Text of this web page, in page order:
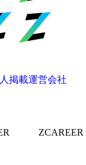
掲載運営会社
ZCAREER